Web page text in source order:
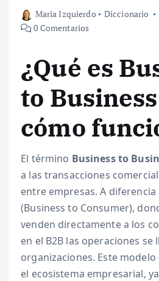
Maria Izquierdo Diccionario
0 Comentarios
¿Qué es
to
cómo
El término Business to
a las transacciones
entre empresas. A diferencia
(Business to Consumer),
venden directamente a los
en el B2B las operaciones se
organizaciones. Este
el ecosistema empresarial,